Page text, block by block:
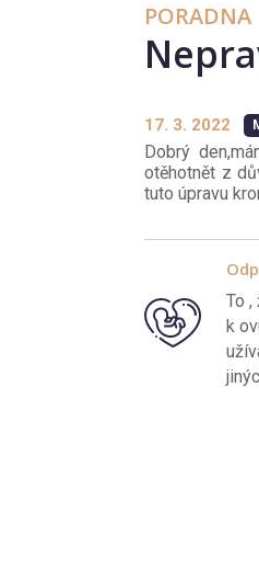
PORADNA
17. 3. 2022
Dobrý
otěhotnět z
tuto úpravu
To
k